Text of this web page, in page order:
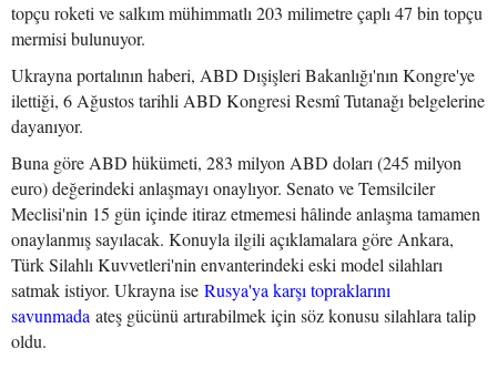
topçu roketi ve salkım mühimmatlı 203 milimetre çaplı 47 bin topçu
mermisi bulunuyor.
Ukrayna portalının haberi, ABD Dışişleri Bakanlığı'nın Kongre'ye
ilettiği, 6 Ağustos tarihli ABD Kongresi Resmî Tutanağı belgelerine
dayanıyor.
Buna göre ABD hükümeti, 283 milyon ABD doları (245 milyon
euro) değerindeki anlaşmayı onaylıyor. Senato ve Temsilciler
Meclisi'nin 15 gün içinde itiraz etmemesi hâlinde anlaşma tamamen
onaylanmış sayılacak. Konuyla ilgili açıklamalara göre Ankara,
Türk Silahlı Kuvvetleri'nin envanterindeki eski model silahları
satmak istiyor. Ukrayna ise Rusya'ya karşı topraklarını
savunmada ateş gücünü artırabilmek için söz konusu silahlara talip
oldu.